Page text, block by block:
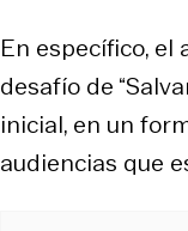
En específico, el
desafío de
inicial, en un
audiencias que